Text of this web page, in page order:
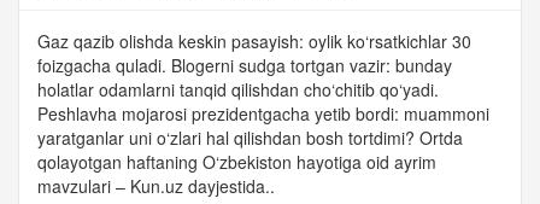
Gaz qazib olishda keskin pasayish: oylik ko‘rsatkichlar 30
foizgacha quladi. Blogerni sudga tortgan vazir: bunday
holatlar odamlarni tanqid qilishdan cho‘chitib qo‘yadi.
Peshlavha mojarosi prezidentgacha yetib bordi: muammoni
yaratganlar uni o‘zlari hal qilishdan bosh tortdimi? Ortda
qolayotgan haftaning O‘zbekiston hayotiga oid ayrim
mavzulari – Kun.uz dayjestida..